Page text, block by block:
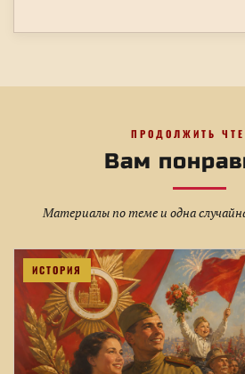
ПРОДОЛЖИТЬ
Вам
Материалы по теме и одна
ИСТОРИЯ